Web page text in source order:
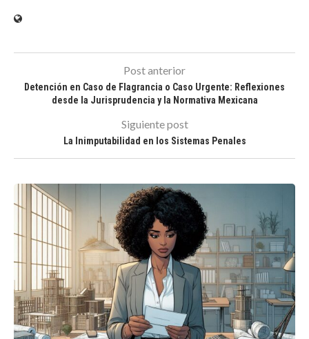
Post anterior
Detención en Caso de Flagrancia o Caso Urgente: Reflexiones
desde la Jurisprudencia y la Normativa Mexicana
Siguiente post
La Inimputabilidad en los Sistemas Penales